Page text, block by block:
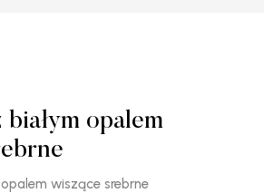
opalem
wiszące srebrne